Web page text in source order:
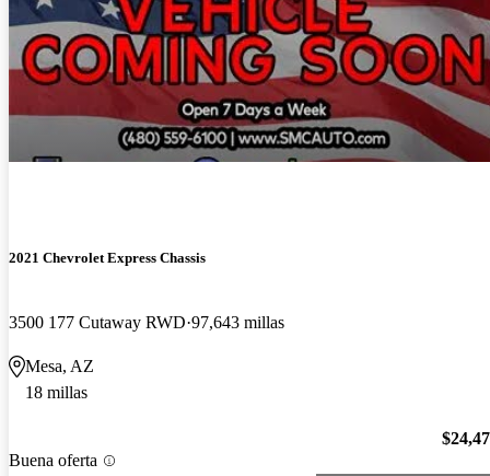
2021 Chevrolet Express Chassis
3500 177 Cutaway RWD 97,643 millas
Mesa, AZ
18 millas
Buena oferta